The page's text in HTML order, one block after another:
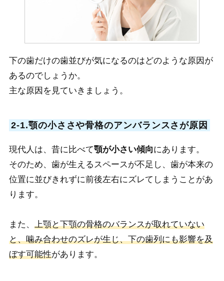
下の歯だけの歯並びが気になるのはどのような原因が
あるのでしょうか。
主な原因を見ていきましょう。
2-1.顎の小ささや骨格のアンバランスさが原因
現代人は、昔に比べて顎が小さい傾向にあります。
そのため、歯が生えるスペースが不足し、歯が本来の
位置に並びきれずに前後左右にズレてしまうことがあ
ります。
また、 上顎と下顎の骨格のバランスが取れていない
と、噛み合わせのズレが生じ、下の歯列にも影響を及
ぼす可能性があります。